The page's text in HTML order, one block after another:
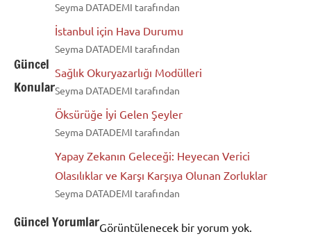
Güncel
Konular
Seyma DATADEMI tarafından
İstanbul için Hava Durumu
Seyma DATADEMI tarafından
Sağlık Okuryazarlığı Modülleri
Seyma DATADEMI tarafından
Öksürüğe İyi Gelen Şeyler
Seyma DATADEMI tarafından
Yapay Zekanın Geleceği: Heyecan Verici
Olasılıklar ve Karşı Karşıya Olunan Zorluklar
Seyma DATADEMI tarafından
Güncel YorumlarGörüntülenecek bir yorum yok.